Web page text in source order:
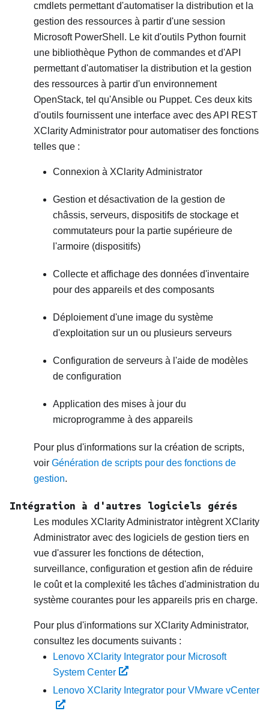
cmdlets permettant d'automatiser la distribution et la
gestion des ressources à partir d'une session
Microsoft PowerShell. Le kit d'outils Python fournit
une bibliothèque Python de commandes et d'API
permettant d'automatiser la distribution et la gestion
des ressources à partir d'un environnement
OpenStack, tel qu'Ansible ou Puppet. Ces deux kits
d'outils fournissent une interface avec des API REST
XClarity Administrator pour automatiser des fonctions
telles que :
Connexion à XClarity Administrator
Gestion et désactivation de la gestion de
châssis, serveurs, dispositifs de stockage et
commutateurs pour la partie supérieure de
l'armoire (dispositifs)
Collecte et affichage des données d'inventaire
pour des appareils et des composants
Déploiement d'une image du système
d'exploitation sur un ou plusieurs serveurs
Configuration de serveurs à l'aide de modèles
de configuration
Application des mises à jour du
microprogramme à des appareils
Pour plus d'informations sur la création de scripts,
voir Génération de scripts pour des fonctions de
gestion.
Intégration à d'autres logiciels gérés
Les modules XClarity Administrator intègrent XClarity
Administrator avec des logiciels de gestion tiers en
vue d'assurer les fonctions de détection,
surveillance, configuration et gestion afin de réduire
le coût et la complexité les tâches d'administration du
système courantes pour les appareils pris en charge.
Pour plus d'informations sur XClarity Administrator,
consultez les documents suivants :
Lenovo XClarity Integrator pour Microsoft
System Center
Lenovo XClarity Integrator pour VMware vCenter